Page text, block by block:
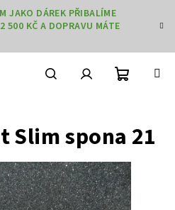
JAKO DÁREK PŘIBALÍME
500 KČ A DOPRAVU MÁTE
košík
Slim spona 21